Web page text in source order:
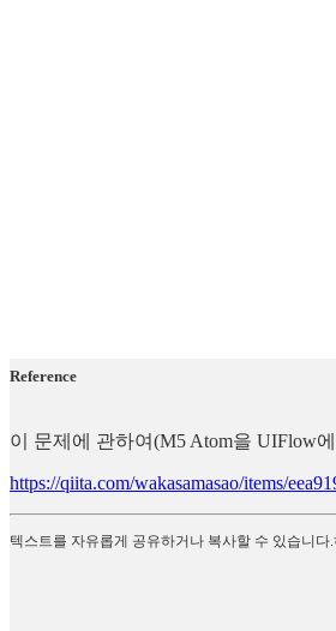
Reference
이 문제에 관하여(M5 Atom을 UIFlow
https://qiita.com/wakasamasao/items/
텍스트를 자유롭게 공유하거나 복사할 수 있습니